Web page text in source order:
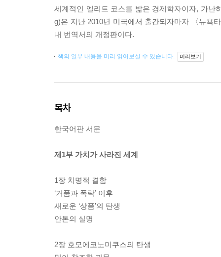
세계적인 엘리트 코스를 밟은 경제학자이자, 가난
g)은 지난 2010년 미국에서 출간되자마자 〈뉴욕
내 번역서의 개정판이다.
책의 일부 내용을 미리 읽어보실 수 있습니다. 미리보기
목차
한국어판 서문
제1부 가치가 사라진 세계
1장 치명적 결함
‘거품과 폭락’ 이후
새로운 ‘상품’의 탄생
안톤의 실명
2장 호모에코노미쿠스의 탄생